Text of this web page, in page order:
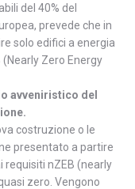
del 40% del
prevede che in
solo edifici a energia
Zero Energy
avveniristico del
costruzione o le
presentato a partire
requisiti nZEB (nearly
zero. Vengono